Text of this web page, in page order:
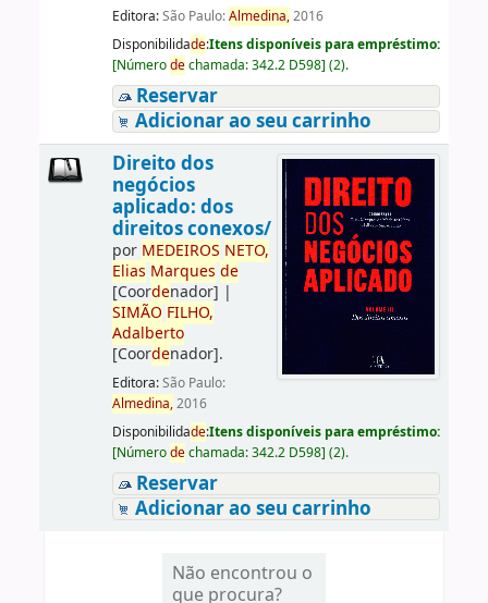
Editora:São Paulo:Almedina,2016
Disponibilidade:Itens disponíveis para empréstimo:
[Númerodechamada:342.2 D598] (2).
Reservar
Adicionar ao seu carrinho
Direito dos
negócios
aplicado: dos
direitos conexos/
por MEDEIROS NETO,
Elias Marques de
[Coordenador] |
SIMÃO FILHO,
Adalberto
[Coordenador].
Editora:São Paulo:
Almedina,2016
Disponibilidade:Itens disponíveis para empréstimo:
[Númerodechamada:342.2 D598] (2).
Reservar
Adicionar ao seu carrinho
Não encontrou o
que procura?